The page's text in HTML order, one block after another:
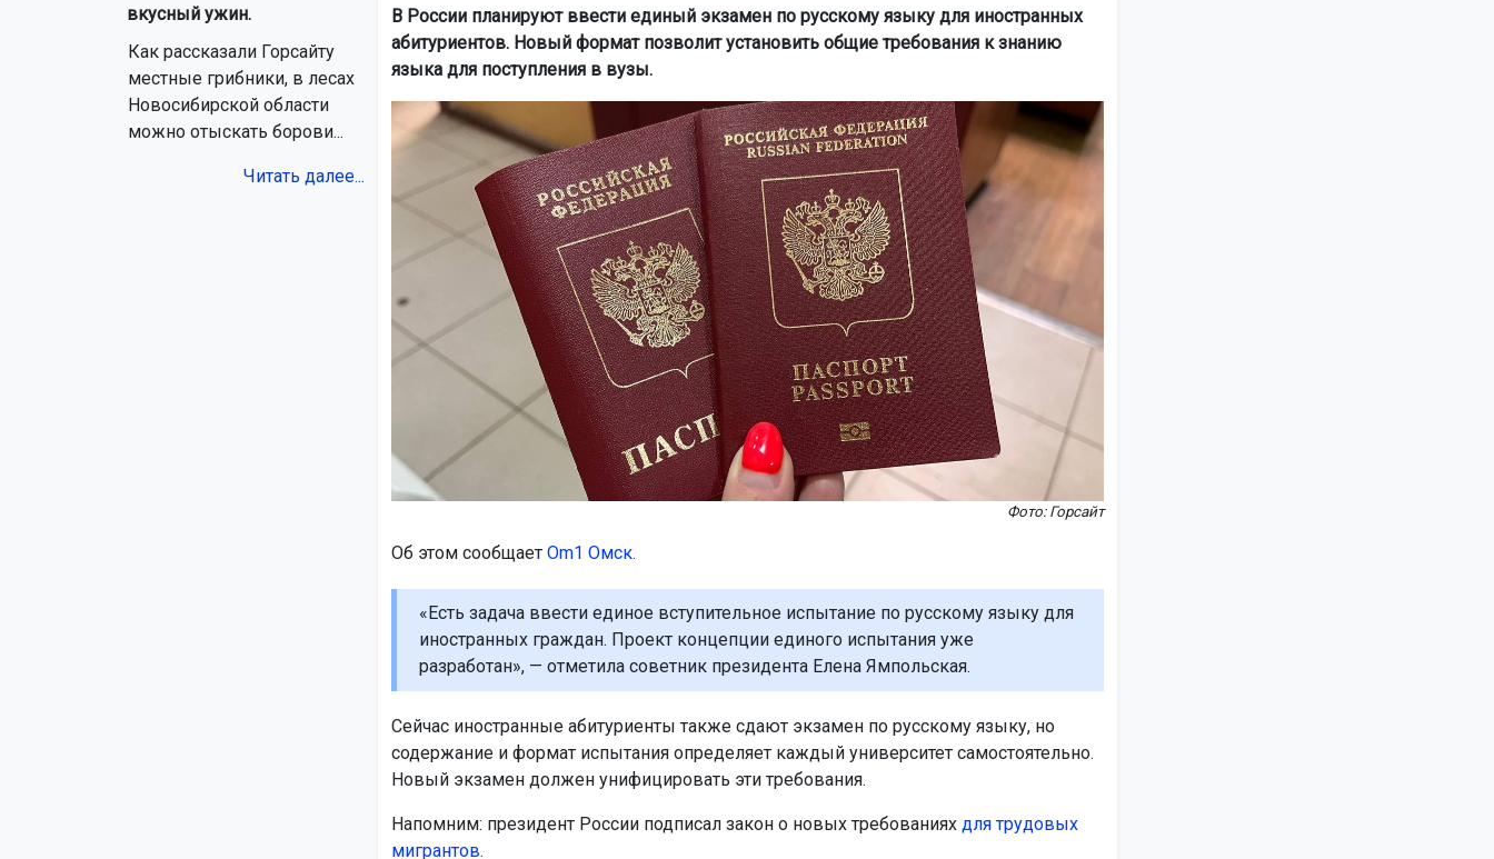
вкусный ужин.
Как рассказали Горсайту
местные грибники, в лесах
Новосибирской области
можно отыскать борови...
Читать далее...
В России планируют ввести единый экзамен по русскому языку для иностранных
абитуриентов. Новый формат позволит установить общие требования к знанию
языка для поступления в вузы.
Фото: Горсайт
Об этом сообщает Om1 Омск.
«Есть задача ввести единое вступительное испытание по русскому языку для
иностранных граждан. Проект концепции единого испытания уже
разработан», — отметила советник президента Елена Ямпольская.
Сейчас иностранные абитуриенты также сдают экзамен по русскому языку, но
содержание и формат испытания определяет каждый университет самостоятельно.
Новый экзамен должен унифицировать эти требования.
Напомним: президент России подписал закон о новых требованиях для трудовых
мигрантов.